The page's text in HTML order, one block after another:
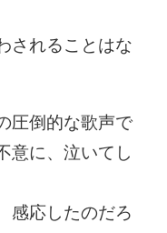
されることはな
圧倒的な歌声で
意に、泣いてし
感応したのだろ